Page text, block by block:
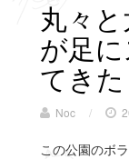
丸々
が足
てきた
Noc /
この公園のボ